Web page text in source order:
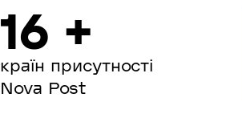
16 +
країн присутності
Nova Post